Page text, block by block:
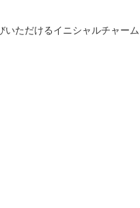
いただけるイニシャルチャーム